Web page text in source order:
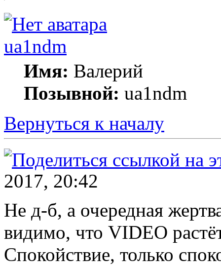
ua1ndm
Имя: Валерий
Позывной: ua1ndm
Вернуться к началу
2017, 20:42
Не д-б, а очередная
видимо, что VIDEO
Спокойствие, только